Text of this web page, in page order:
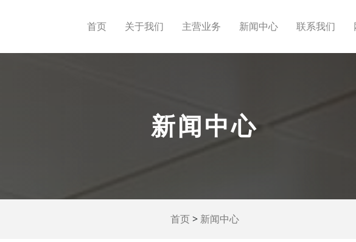
首页 关于我们 主营业务 新闻中心 联系我们
新闻中心
首页> 新闻中心